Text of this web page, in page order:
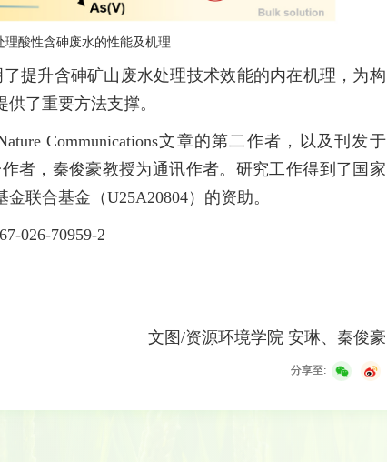
理酸性含砷废水的性能及机理
提升含砷矿山废水处理技术效能的内在机理，为构
了重要方法支撑。
Communications文章的第二作者，以及刊发于
作者，秦俊豪教授为通讯作者。研究工作得到了国家
联合基金（U25A20804）的资助。
026-70959-2
文图/资源环境学院 安琳、秦俊豪
分享至: